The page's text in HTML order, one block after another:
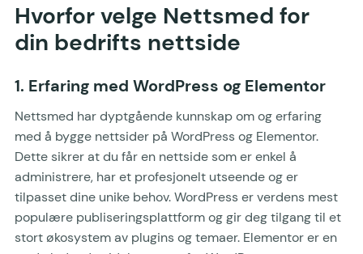
Hvorfor velge Nettsmed for
din bedrifts nettside
1. Erfaring med WordPress og Elementor
Nettsmed har dyptgående kunnskap om og erfaring
med å bygge nettsider på WordPress og Elementor.
Dette sikrer at du får en nettside som er enkel å
administrere, har et profesjonelt utseende og er
tilpasset dine unike behov. WordPress er verdens mest
populære publiseringsplattform og gir deg tilgang til et
stort økosystem av plugins og temaer. Elementor er en